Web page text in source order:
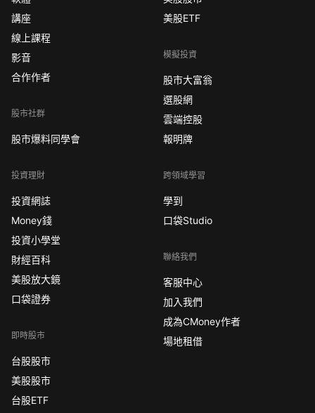
講座
線上課程
影音
合作作者
股市社群
股市爆料同學會
投資理財
投資網誌
Money錢
投資小學堂
財經百科
美股放大鏡
口袋證券
即時股市
台股股市
美股股市
台股ETF
美股ETF
模擬投資
股市大富翁
選股網
雲端控股
報明牌
跨領域學習
學到
口袋Studio
聯絡我們
客服中心
加入我們
成為CMoney作者
場地租借